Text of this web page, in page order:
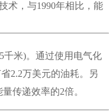
术，与1990年相比，能
千米)。通过使用电气化
2.2万美元的油耗。另
传递效率的2倍。